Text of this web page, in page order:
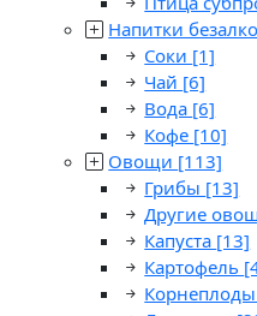
Напитки
Соки [1]
Чай [6]
Вода [6]
Кофе [10]
Овощи [113]
Грибы [13]
Другие
Капуста [13]
Картофель
Корнеплоды